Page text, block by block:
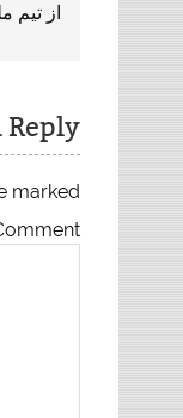
از تیم
Reply
marked